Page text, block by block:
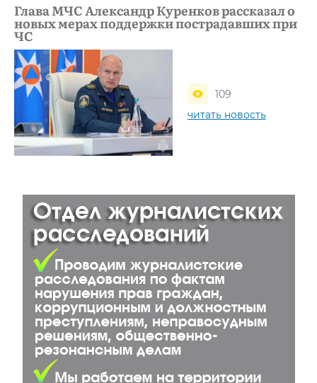
Глава МЧС Александр Куренков рассказал о
новых мерах поддержки пострадавших при
ЧС
109
читать новость